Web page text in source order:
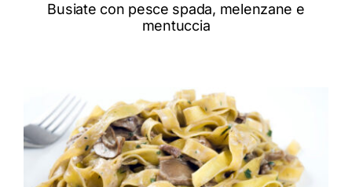
Busiate con pesce spada, melenzane e
mentuccia
ADD TO CART / DETTAGLI